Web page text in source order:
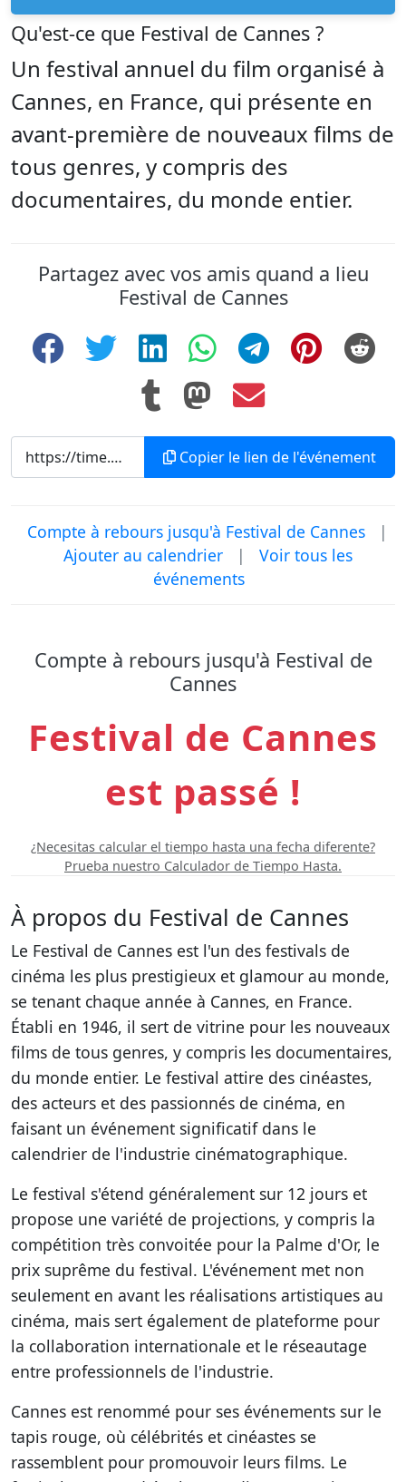
Qu'est-ce que Festival de Cannes ?
Un festival annuel du film organisé à
Cannes, en France, qui présente en
avant-première de nouveaux films de
tous genres, y compris des
documentaires, du monde entier.
Partagez avec vos amis quand a lieu
Festival de Cannes
Copier le lien de l'événement
Compte à rebours jusqu'à Festival de Cannes
|
Ajouter au calendrier
|
Voir tous les
événements
Compte à rebours jusqu'à Festival de
Cannes
Festival de Cannes
est passé !
¿Necesitas calcular el tiempo hasta una fecha diferente?
Prueba nuestro Calculador de Tiempo Hasta.
À propos du Festival de Cannes
Le Festival de Cannes est l'un des festivals de
cinéma les plus prestigieux et glamour au monde,
se tenant chaque année à Cannes, en France.
Établi en 1946, il sert de vitrine pour les nouveaux
films de tous genres, y compris les documentaires,
du monde entier. Le festival attire des cinéastes,
des acteurs et des passionnés de cinéma, en
faisant un événement significatif dans le
calendrier de l'industrie cinématographique.
Le festival s'étend généralement sur 12 jours et
propose une variété de projections, y compris la
compétition très convoitée pour la Palme d'Or, le
prix suprême du festival. L'événement met non
seulement en avant les réalisations artistiques au
cinéma, mais sert également de plateforme pour
la collaboration internationale et le réseautage
entre professionnels de l'industrie.
Cannes est renommé pour ses événements sur le
tapis rouge, où célébrités et cinéastes se
rassemblent pour promouvoir leurs films. Le